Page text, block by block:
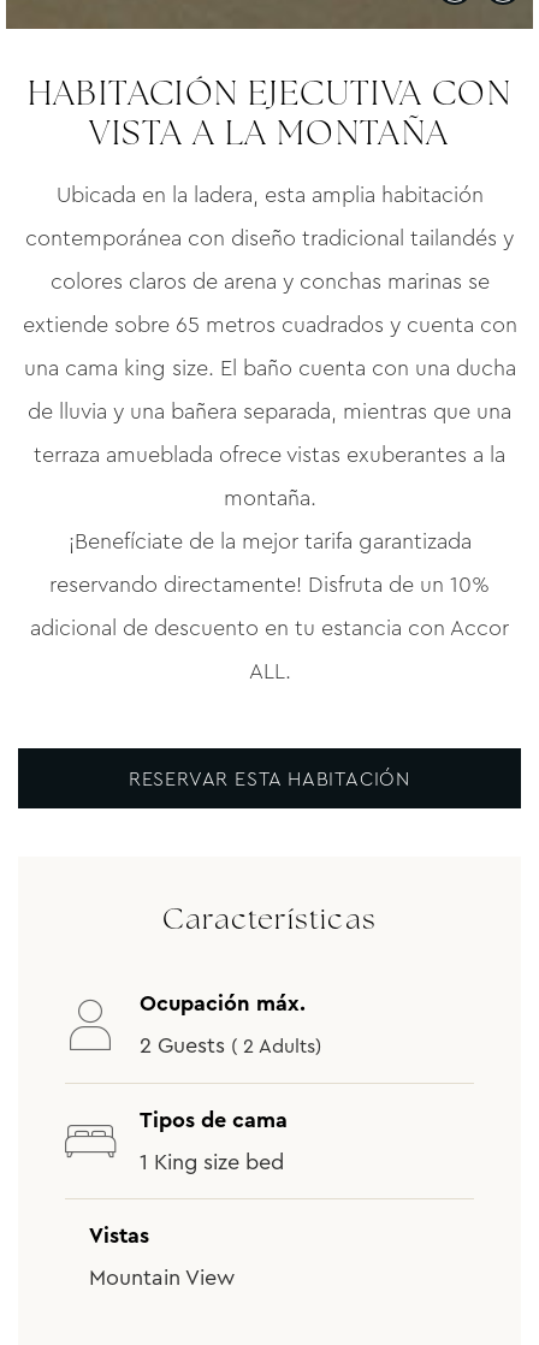
HABITACIÓN EJECUTIVA CON
VISTA A LA MONTAÑA
Ubicada en la ladera, esta amplia habitación
contemporánea con diseño tradicional tailandés y
colores claros de arena y conchas marinas se
extiende sobre 65 metros cuadrados y cuenta con
una cama king size. El baño cuenta con una ducha
de lluvia y una bañera separada, mientras que una
terraza amueblada ofrece vistas exuberantes a la
montaña.
¡Benefíciate de la mejor tarifa garantizada
reservando directamente! Disfruta de un 10%
adicional de descuento en tu estancia con Accor
ALL.
RESERVAR ESTA HABITACIÓN
Características
Ocupación máx.
2 Guests ( 2 Adults)
Tipos de cama
1 King size bed
Vistas
Mountain View